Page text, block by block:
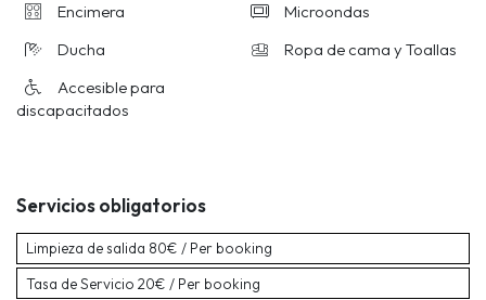
Encimera
Microondas
Ducha
Ropa de cama y Toallas
Accesible para
discapacitados
Servicios obligatorios
Limpieza de salida 80€ / Per booking
Tasa de Servicio 20€ / Per booking